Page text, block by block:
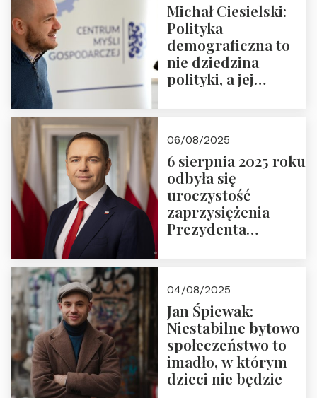
Michał Ciesielski:
Polityka
demograficzna to
nie dziedzina
polityki, a jej
06/08/2025
6 sierpnia 2025 roku
odbyła się
uroczystość
zaprzysiężenia
Prezydenta
Nawrockiego
04/08/2025
Jan Śpiewak:
Niestabilne bytowo
społeczeństwo to
imadło, w którym
dzieci nie będzie